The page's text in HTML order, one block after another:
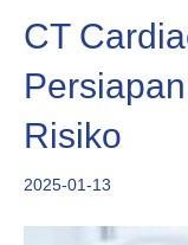
CT
Risiko
2025-01-13